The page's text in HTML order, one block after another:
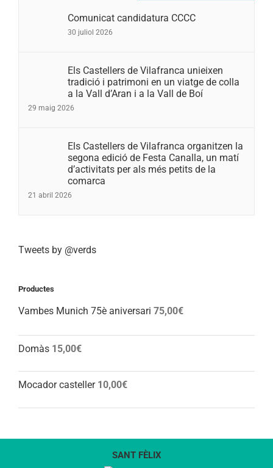
Comunicat candidatura CCCC
30 juliol 2026
Els Castellers de Vilafranca unieixen
tradició i patrimoni en un viatge de colla
a la Vall d’Aran i a la Vall de Boí
29 maig 2026
Els Castellers de Vilafranca organitzen la
segona edició de Festa Canalla, un matí
d’activitats per als més petits de la
comarca
21 abril 2026
Tweets by @verds
Productes
Vambes Munich 75è aniversari 75,00€
Domàs 15,00€
Mocador casteller 10,00€
SANT FÈLIX